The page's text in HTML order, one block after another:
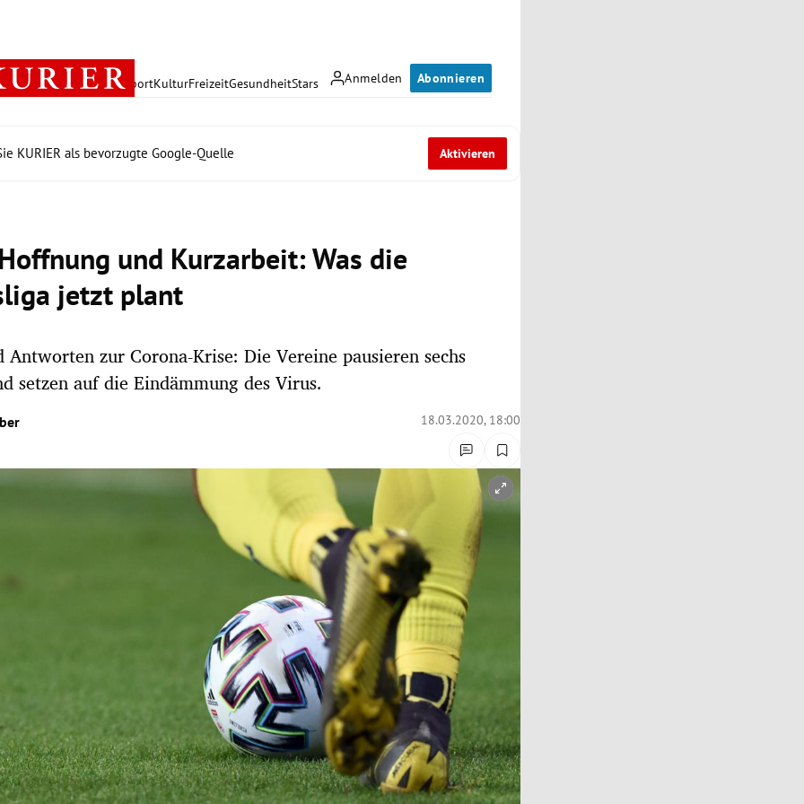
Anmelden Abonnieren
PolitikWirtschaft SportKulturFreizeitGesundheitStars
KURIER als bevorzugte Google-Quelle Aktivieren
und Kurzarbeit: Was die
jetzt plant
Antworten zur Corona-Krise: Die Vereine pausieren sechs
setzen auf die Eindämmung des Virus.
18.03.2020, 18:00
öffnen/schließen